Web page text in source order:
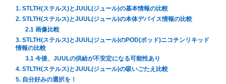
1. STLTH(ステルス)とJUUL(ジュール)の基本情報の比較
2. STLTH(ステルス)とJUUL(ジュール)の本体デバイス情報の比較
2.1 画像比較
3. STLTH(ステルス)とJUUL(ジュール)のPOD(ポッド)ニコチンリキッド
情報の比較
3.1 今後、JUULの供給が不安定になる可能性あり
4. STLTH(ステルス)とJUUL(ジュール)の吸いごたえ比較
5. 自分好みの選択を！